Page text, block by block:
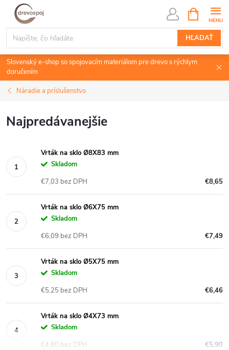
Prejsť
obsah
HĽADAŤ
KOŠÍK
Slovenský e-shop so spojovacím materiálom pre drevo s rýchlym
doručením
Náradie a príslušenstvo
Najpredávanejšie
Vrták na sklo Ø8X83 mm
Skladom
€8,65
€7,03 bez DPH
Vrták na sklo Ø6X75 mm
Skladom
€7,49
€6,09 bez DPH
Vrták na sklo Ø5X75 mm
Skladom
€6,46
€5,25 bez DPH
Vrták na sklo Ø4X73 mm
Skladom
€5,90
€4,80 bez DPH